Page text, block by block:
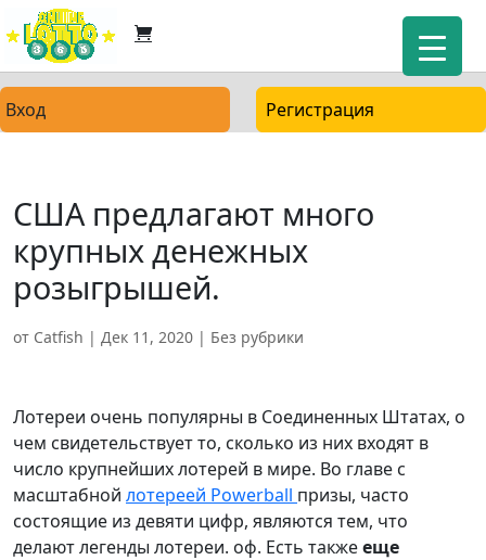
Вход Регистрация
США предлагают много
крупных денежных
розыгрышей.
от Catfish | Дек 11, 2020 | Без рубрики
Лотереи очень популярны в Соединенных Штатах, о
чем свидетельствует то, сколько из них входят в
число крупнейших лотерей в мире. Во главе с
масштабной лотереей Powerball призы, часто
состоящие из девяти цифр, являются тем, что
делают легенды лотереи. оф. Есть такжееще